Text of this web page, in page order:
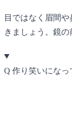
目ではなく眉間
きましょう。鏡の
Q 作り笑いになっ